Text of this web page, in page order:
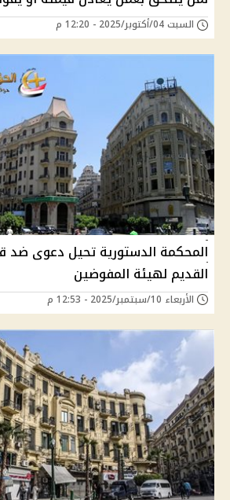
السبت 04/أكتوبر/2025 - 12:20 م
المحكمة الدستورية تحيل دعوى ضد
القديم لهيئة المفوضين
الأربعاء 10/سبتمبر/2025 - 12:53 م